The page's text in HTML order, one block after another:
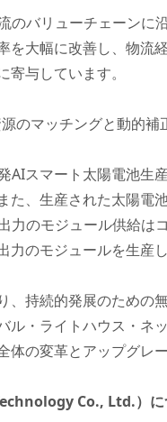
のバリューチェーン
を大幅に改善し、物流
与しています。
のマッチングと動的補
AIスマート太陽電池生
た、生産された太陽
力のモジュール供給
のモジュールを生産
、持続的発展のため
ル・ライトハウス・
の変革とアップグレ
Co., Ltd.）に